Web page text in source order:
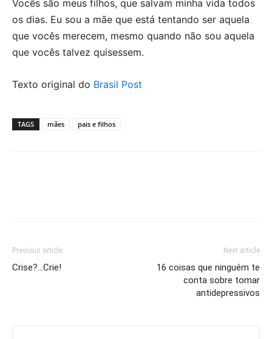
Vocês são meus filhos, que salvam minha vida todos
os dias. Eu sou a mãe que está tentando ser aquela
que vocês merecem, mesmo quando não sou aquela
que vocês talvez quisessem.
Texto original do Brasil Post
TAGS mães pais e filhos
Previous article
Crise?…Crie!
Next article
16 coisas que ninguém te
conta sobre tomar
antidepressivos